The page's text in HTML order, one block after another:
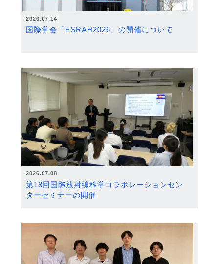
2026.07.14
国際学会「ESRAH2026」の開催について
2026.07.08
第18回国際放射線科学コラボレーションセン
ターセミナーの開催